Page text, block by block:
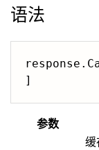
语法
参数